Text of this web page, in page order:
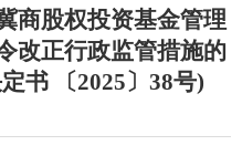
商股权投资基金管理
改正行政监管措施的
书 〔2025〕38号)